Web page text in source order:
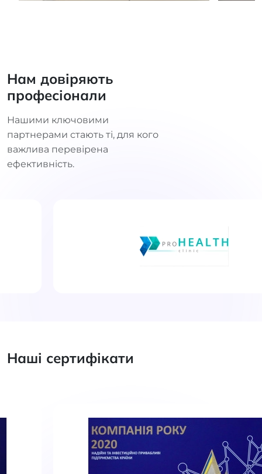
Нам довіряють
професіонали
Нашими ключовими
партнерами стають ті, для кого
важлива перевірена
ефективність.
Наші сертифікати